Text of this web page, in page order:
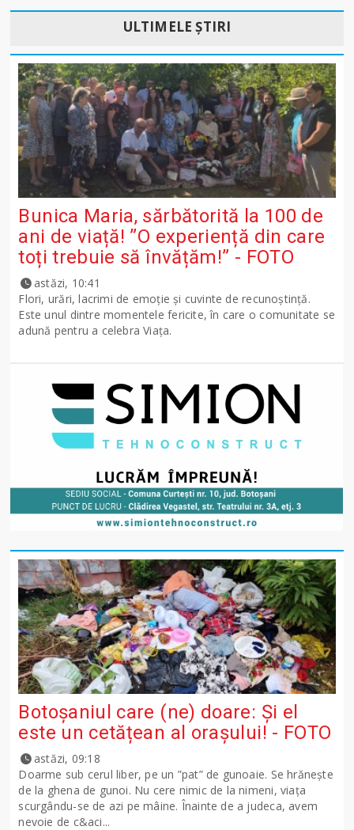
ULTIMELE ȘTIRI
Bunica Maria, sărbătorită la 100 de
ani de viață! ”O experiență din care
toți trebuie să învățăm!” - FOTO
astăzi, 10:41
Flori, urări, lacrimi de emoție și cuvinte de recunoștință.
Este unul dintre momentele fericite, în care o comunitate se
adună pentru a celebra Viața.
Botoșaniul care (ne) doare: Și el
este un cetățean al orașului! - FOTO
astăzi, 09:18
Doarme sub cerul liber, pe un ”pat” de gunoaie. Se hrănește
de la ghena de gunoi. Nu cere nimic de la nimeni, viața
scurgându-se de azi pe mâine. Înainte de a judeca, avem
nevoie de c&aci...